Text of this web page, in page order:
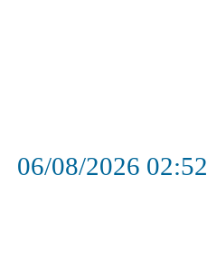
06/08/2026 02:52